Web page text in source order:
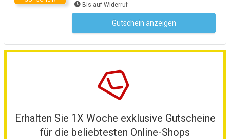
Bis auf Widerruf
Gutschein anzeigen
Erhalten Sie 1X Woche exklusive Gutscheine
für die beliebtesten Online-Shops